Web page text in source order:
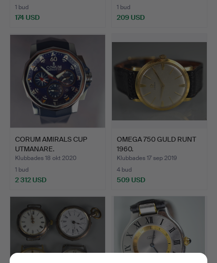
1 bud
174 USD
1 bud
209 USD
CORUM AMIRALS CUP
UTMANARE.
Klubbades 18 okt 2020
1 bud
2 312 USD
OMEGA 750 GULD RUNT
1960.
Klubbades 17 sep 2019
4 bud
509 USD